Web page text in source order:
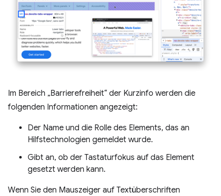
Im Bereich „Barrierefreiheit“ der Kurzinfo werden die
folgenden Informationen angezeigt:
Der Name und die Rolle des Elements, das an
Hilfstechnologien gemeldet wurde.
Gibt an, ob der Tastaturfokus auf das Element
gesetzt werden kann.
Wenn Sie den Mauszeiger auf Textüberschriften